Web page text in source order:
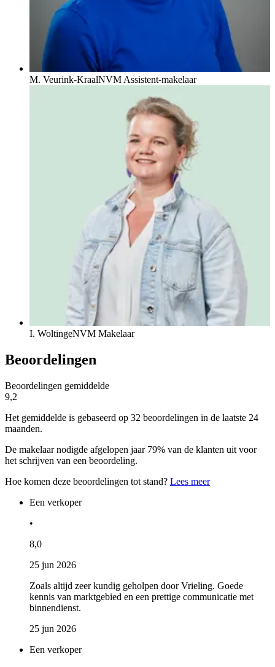
M. Veurink-KraalNVM Assistent-makelaar
I. WoltingeNVM Makelaar
Beoordelingen
Beoordelingen gemiddelde
9,2
Het gemiddelde is gebaseerd op 32 beoordelingen in de laatste 24
maanden.
De makelaar nodigde afgelopen jaar 79% van de klanten uit voor
het schrijven van een beoordeling.
Hoe komen deze beoordelingen tot stand? Lees meer
Een verkoper
•
8,0
25 jun 2026
Zoals altijd zeer kundig geholpen door Vrieling. Goede
kennis van marktgebied en een prettige communicatie met
binnendienst.
25 jun 2026
Een verkoper